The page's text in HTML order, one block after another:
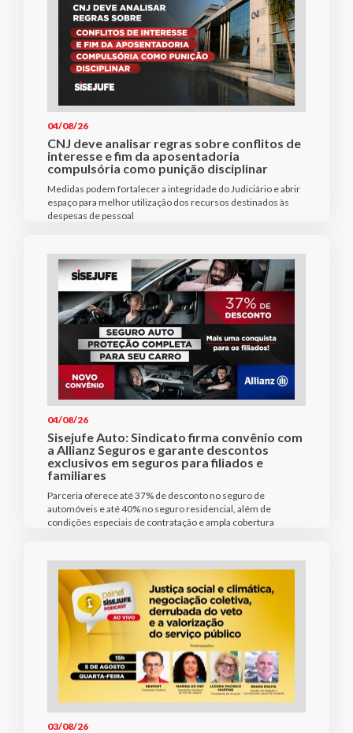
04/08/26
CNJ deve analisar regras sobre conflitos de
interesse e fim da aposentadoria
compulsória como punição disciplinar
Medidas podem fortalecer a integridade do Judiciário e abrir
espaço para melhor utilização dos recursos destinados às
despesas de pessoal
04/08/26
Sisejufe Auto: Sindicato firma convênio com
a Allianz Seguros e garante descontos
exclusivos em seguros para filiados e
familiares
Parceria oferece até 37% de desconto no seguro de
automóveis e até 40% no seguro residencial, além de
condições especiais de contratação e ampla cobertura
03/08/26